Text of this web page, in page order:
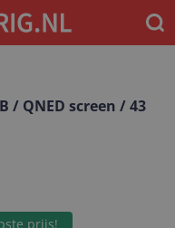
/ QNED screen / 43
prijs!